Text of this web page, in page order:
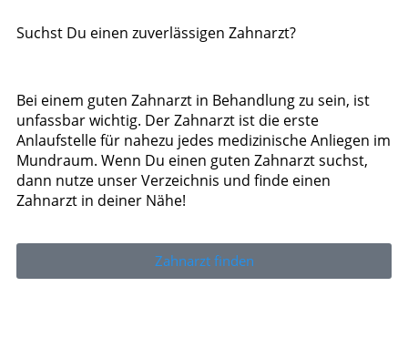
Suchst Du einen zuverlässigen Zahnarzt?
Bei einem guten Zahnarzt in Behandlung zu sein, ist
unfassbar wichtig. Der Zahnarzt ist die erste
Anlaufstelle für nahezu jedes medizinische Anliegen im
Mundraum. Wenn Du einen guten Zahnarzt suchst,
dann nutze unser Verzeichnis und finde einen
Zahnarzt in deiner Nähe!
Zahnarzt finden